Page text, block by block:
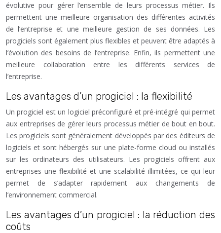
évolutive pour gérer l’ensemble de leurs processus métier. Ils
permettent une meilleure organisation des différentes activités
de l’entreprise et une meilleure gestion de ses données. Les
progiciels sont également plus flexibles et peuvent être adaptés à
l’évolution des besoins de l’entreprise. Enfin, ils permettent une
meilleure collaboration entre les différents services de
l’entreprise.
Les avantages d’un progiciel : la flexibilité
Un progiciel est un logiciel préconfiguré et pré-intégré qui permet
aux entreprises de gérer leurs processus métier de bout en bout.
Les progiciels sont généralement développés par des éditeurs de
logiciels et sont hébergés sur une plate-forme cloud ou installés
sur les ordinateurs des utilisateurs. Les progiciels offrent aux
entreprises une flexibilité et une scalabilité illimitées, ce qui leur
permet de s’adapter rapidement aux changements de
l’environnement commercial.
Les avantages d’un progiciel : la réduction des
coûts